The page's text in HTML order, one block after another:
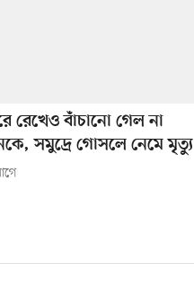
রেখেও বাঁচানো গেল না
সমুদ্রে গোসলে নেমে মৃত্যু